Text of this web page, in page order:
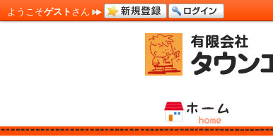
ようこそゲスト さん